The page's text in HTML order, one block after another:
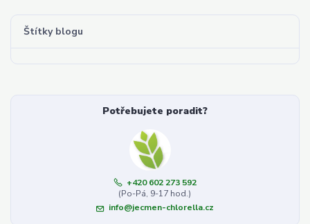
Štítky blogu
Potřebujete poradit?
+420 602 273 592
(Po-Pá, 9-17 hod.)
info@jecmen-chlorella.cz